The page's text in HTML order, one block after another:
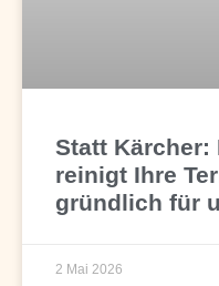
Statt Kärcher:
reinigt Ihre
gründlich für
2 Mai 2026